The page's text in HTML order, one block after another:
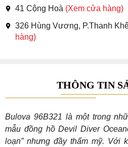
41 Cộng Hoà (Xem cửa hàng)
326 Hùng Vương, P.Thanh
hàng)
THÔNG TIN
Bulova 96B321 là một trong
mẫu đồng hồ Devil Diver
loạn” nhưng đầy thẩm mỹ. Với